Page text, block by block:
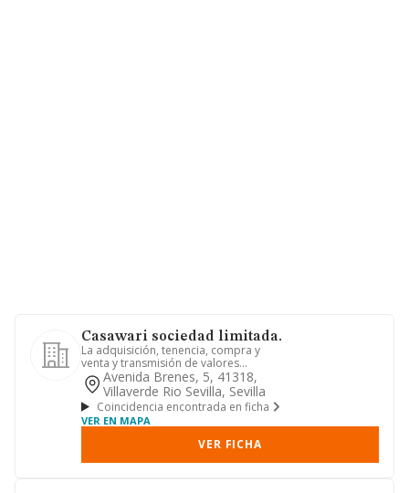
Casawari sociedad limitada.
La adquisición, tenencia, compra y
venta y transmisión de valores
mobiliarios y participaciones soc...
Avenida Brenes, 5, 41318,
Villaverde Rio Sevilla, Sevilla
Coincidencia encontrada en ficha
VER EN MAPA
VER FICHA